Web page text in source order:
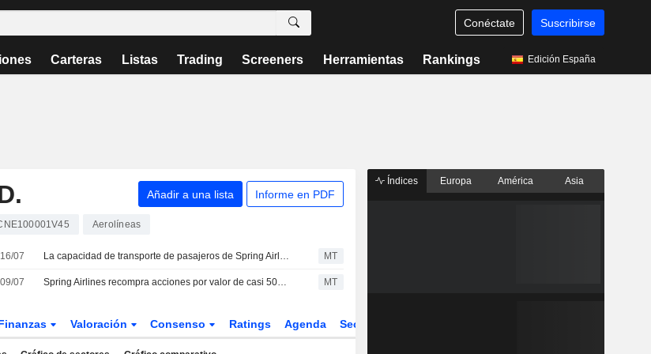
Conéctate Suscribirse
Carteras Listas Trading Screeners Herramientas Rankings Edición España
Añadir a una lista Informe en PDF
Aerolíneas
16/07 La capacidad de transporte de pasajeros de Spring Airlines aumenta un 16% en junio MT
09/07 Spring Airlines recompra acciones por valor de casi 500 millones de yuanes MT
Valoración Consenso Ratings Agenda Sector
Índices Europa América Asia